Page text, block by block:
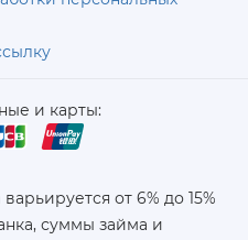
и карты:
от 6% до 15%
суммы займа и